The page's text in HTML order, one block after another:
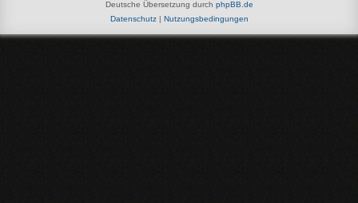
Deutsche Übersetzung durch phpBB.de
Datenschutz| Nutzungsbedingungen